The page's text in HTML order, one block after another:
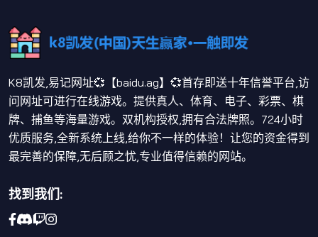
K8凯发,易记网址💞【baidu.ag】💞首存即送十年信誉平台,访
问网址可进行在线游戏。提供真人、体育、电子、彩票、棋
牌、捕鱼等海量游戏。双机构授权,拥有合法牌照。724小时
优质服务,全新系统上线,给你不一样的体验！让您的资金得到
最完善的保障,无后顾之忧,专业值得信赖的网站。
找到我们: